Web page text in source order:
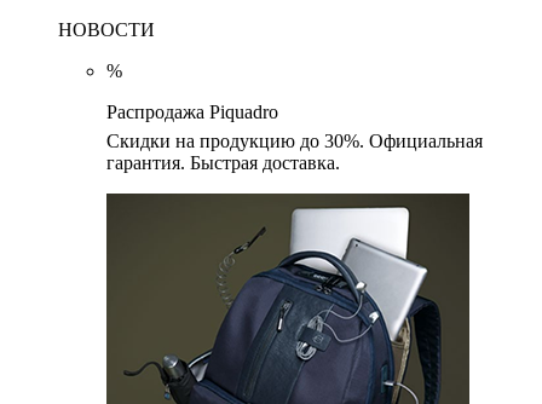
НОВОСТИ
%
Распродажа Piquadro
Скидки на продукцию до 30%. Официальная
гарантия. Быстрая доставка.